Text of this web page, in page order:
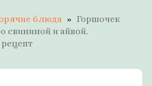
блюда
Горшочек
свининой и айвой.